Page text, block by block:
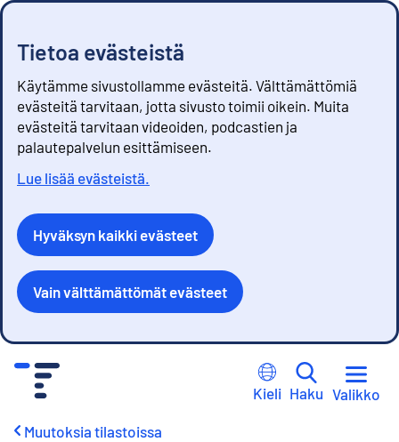
Tietoa evästeistä
Käytämme sivustollamme evästeitä. Välttämättömiä
evästeitä tarvitaan, jotta sivusto toimii oikein. Muita
evästeitä tarvitaan videoiden, podcastien ja
palautepalvelun esittämiseen.
Lue lisää evästeistä.
Hyväksyn kaikki evästeet
Vain välttämättömät evästeet
Kieli Haku Valikko
Muutoksia tilastoissa